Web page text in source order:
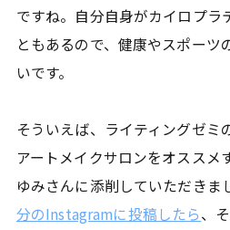
ですね。自分自身がカイロプラ
ともあるので、健康やスポーツ
いです。
そういえば、ライティングゼミ
アートメイクサロンをオススメ
ゆみさんに添削していただきま
分のInstagramに投稿したら、